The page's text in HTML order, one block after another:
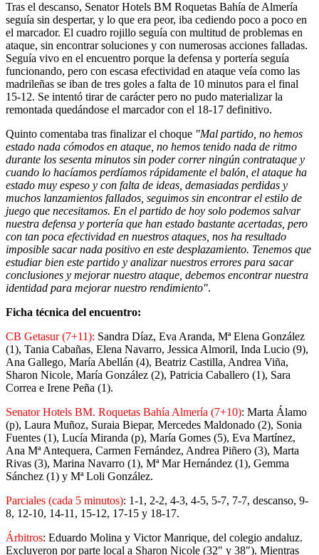
Tras el descanso, Senator Hotels BM Roquetas Bahía de Almería
seguía sin despertar, y lo que era peor, iba cediendo poco a poco en
el marcador. El cuadro rojillo seguía con multitud de problemas en
ataque, sin encontrar soluciones y con numerosas acciones falladas.
Seguía vivo en el encuentro porque la defensa y portería seguía
funcionando, pero con escasa efectividad en ataque veía como las
madrileñas se iban de tres goles a falta de 10 minutos para el final
15-12. Se intentó tirar de carácter pero no pudo materializar la
remontada quedándose el marcador con el 18-17 definitivo.
Quinto comentaba tras finalizar el choque "Mal partido, no hemos
estado nada cómodos en ataque, no hemos tenido nada de ritmo
durante los sesenta minutos sin poder correr ningún contrataque y
cuando lo hacíamos perdíamos rápidamente el balón, el ataque ha
estado muy espeso y con falta de ideas, demasiadas perdidas y
muchos lanzamientos fallados, seguimos sin encontrar el estilo de
juego que necesitamos. En el partido de hoy solo podemos salvar
nuestra defensa y portería que han estado bastante acertadas, pero
con tan poca efectividad en nuestros ataques, nos ha resultado
imposible sacar nada positivo en este desplazamiento. Tenemos que
estudiar bien este partido y analizar nuestros errores para sacar
conclusiones y mejorar nuestro ataque, debemos encontrar nuestra
identidad para mejorar nuestro rendimiento".
Ficha técnica del encuentro:
CB Getasur (7+11): Sandra Díaz, Eva Aranda, Mª Elena González
(1), Tania Cabañas, Elena Navarro, Jessica Almoril, Inda Lucio (9),
Ana Gallego, María Abellán (4), Beatriz Castilla, Andrea Viña,
Sharon Nicole, María González (2), Patricia Caballero (1), Sara
Correa e Irene Peña (1).
Senator Hotels BM. Roquetas Bahía Almería (7+10): Marta Álamo
(p), Laura Muñoz, Suraia Biepar, Mercedes Maldonado (2), Sonia
Fuentes (1), Lucía Miranda (p), María Gomes (5), Eva Martínez,
Ana Mª Antequera, Carmen Fernández, Andrea Piñero (3), Marta
Rivas (3), Marina Navarro (1), Mª Mar Hernández (1), Gemma
Sánchez (1) y Mª Loli González.
Parciales (cada 5 minutos): 1-1, 2-2, 4-3, 4-5, 5-7, 7-7, descanso, 9-
8, 12-10, 14-11, 15-12, 17-15 y 18-17.
Árbitros: Eduardo Molina y Victor Manrique, del colegio andaluz.
Excluyeron por parte local a Sharon Nicole (32" y 38"). Mientras